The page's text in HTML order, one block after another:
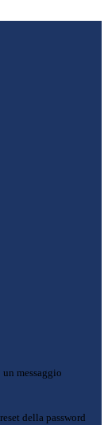
messaggio
della password